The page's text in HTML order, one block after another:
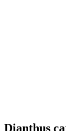
Dianthus